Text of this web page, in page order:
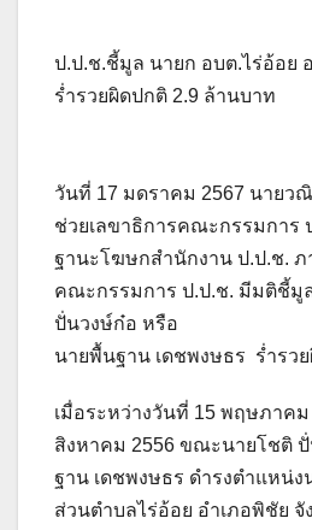
ป.ป.ช.ชี้มูล นายก อบต.ไร่อ้อย
ร่ำรวยผิดปกติ 2.9 ล้านบาท
วันที่ 17 มดราคม 2567 นาย
ช่วยเลขาธิการคณะกรรมการ
ฐานะโฆษกสำนักงาน ป.ป.ช. ภา
คณะกรรมการ ป.ป.ช. มีมติชี้มู
ปั่นวงษ์ก๋อ หรือ
นายพื้นฐาน เดชพงษธร ร่ำรว
เมื่อระหว่างวันที่ 15 พฤษภาคม
สิงหาคม 2556 ขณะนายโชติ
ฐาน เดชพงษธร ดำรงตำแหน่
ส่วนตำบลไร่อ้อย อำเภอพิชัย